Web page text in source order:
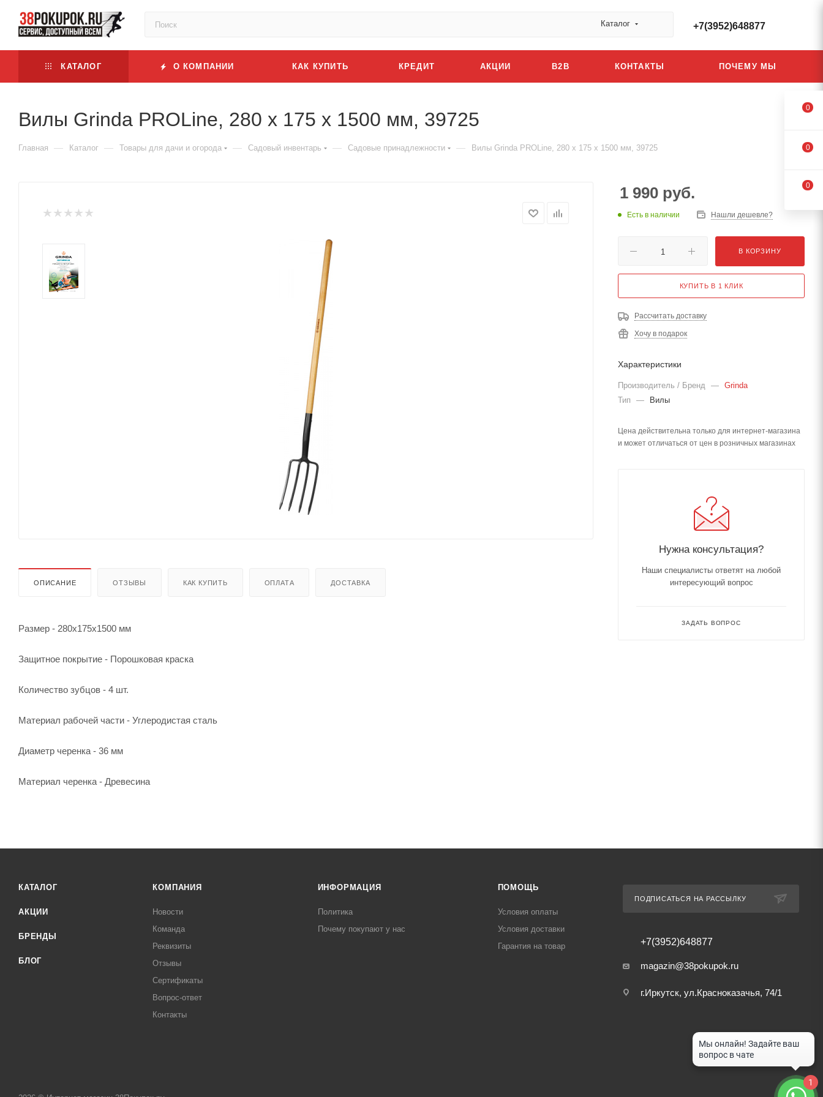
Каталог +7(3952)648877
КАТАЛОГ О КОМПАНИИ КАК КУПИТЬ КРЕДИТ АКЦИИ B2B КОНТАКТЫ ПОЧЕМУ МЫ
Вилы Grinda PROLine, 280 x 175 x 1500 мм, 39725
Главная — Каталог — Товары для дачи и огорода — Садовый инвентарь — Садовые принадлежности — Вилы Grinda PROLine, 280 x 175 x 1500 мм, 39725
ОПИСАНИЕ ОТЗЫВЫ КАК КУПИТЬ ОПЛАТА ДОСТАВКА
Размер - 280х175х1500 мм
Защитное покрытие - Порошковая краска
Количество зубцов - 4 шт.
Материал рабочей части - Углеродистая сталь
Диаметр черенка - 36 мм
Материал черенка - Древесина
1 990 руб.
Есть в наличии Нашли дешевле?
В КОРЗИНУ
КУПИТЬ В 1 КЛИК
Рассчитать доставку
Хочу в подарок
Характеристики
Производитель / Бренд — Grinda
Тип
— Вилы
Цена действительна только для интернет-магазина
и может отличаться от цен в розничных магазинах
Нужна консультация?
Наши специалисты ответят на любой
интересующий вопрос
ЗАДАТЬ ВОПРОС
КАТАЛОГ
АКЦИИ
БРЕНДЫ
БЛОГ
КОМПАНИЯ
Новости
Команда
Реквизиты
Отзывы
Сертификаты
Вопрос-ответ
Контакты
ИНФОРМАЦИЯ
Политика
Почему покупают у нас
ПОМОЩЬ
Условия оплаты
Условия доставки
Гарантия на товар
ПОДПИСАТЬСЯ НА РАССЫЛКУ
+7(3952)648877
magazin@38pokupok.ru
г.Иркутск, ул.Красноказачья, 74/1
0
0
0
1